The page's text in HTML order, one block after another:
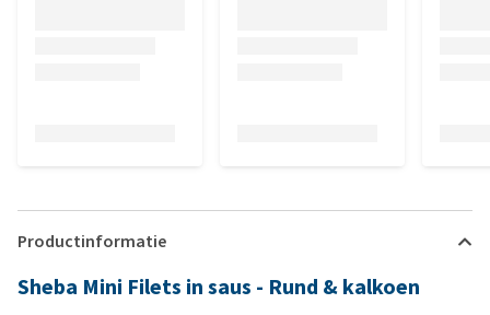
Productinformatie
Sheba Mini Filets in saus - Rund & kalkoen